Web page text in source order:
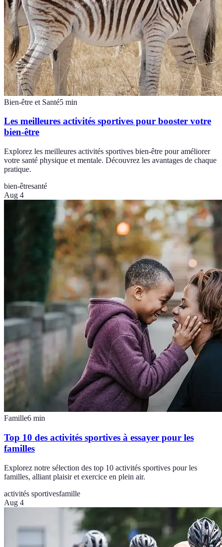
Bien-être et Santé5 min
Les meilleures activités sportives pour booster votre
bien-être
Explorez les meilleures activités sportives bien-être pour améliorer
votre santé physique et mentale. Découvrez les avantages de chaque
pratique.
bien-êtresanté
Aug 4
Famille6 min
Top 10 des activités sportives à essayer pour les
familles
Explorez notre sélection des top 10 activités sportives pour les
familles, alliant plaisir et exercice en plein air.
activités sportivesfamille
Aug 4